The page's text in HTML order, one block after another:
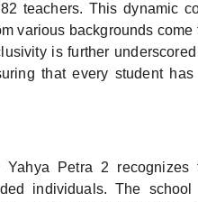
teachers. This dynamic
various backgrounds come
is further
that every student
Petra 2 recognizes
individuals. The school